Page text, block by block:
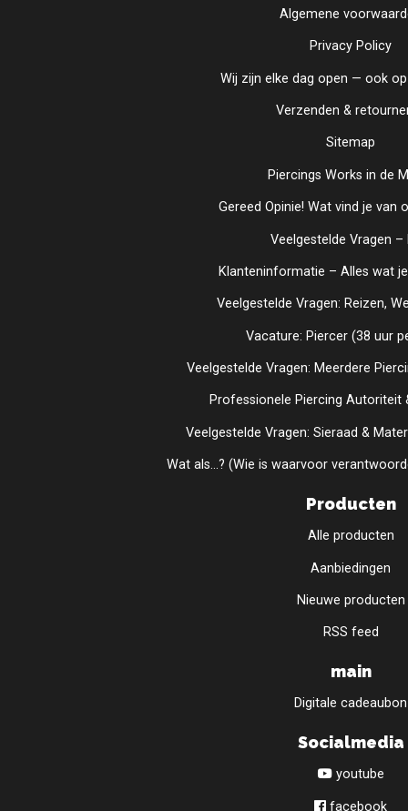
Algemene
Privacy Policy
Wij zijn elke dag open — ook
Verzenden &
Sitemap
Piercings Works in de
Gereed Opinie! Wat vind je van
Veelgestelde Vragen –
Klanteninformatie – Alles wat
Veelgestelde Vragen: Reizen,
Vacature: Piercer (38 uur
Veelgestelde Vragen: Meerdere
Professionele Piercing Autoriteit
Veelgestelde Vragen: Sieraad &
Wat als...? (Wie is waarvoor
Producten
Alle producten
Aanbiedingen
Nieuwe producten
RSS feed
main
Digitale cadeaubon
Socialmedia
youtube
facebook